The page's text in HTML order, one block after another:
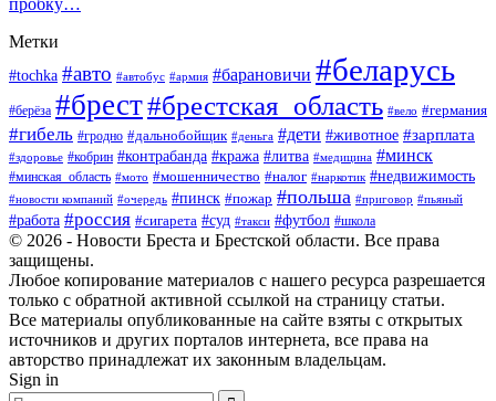
Метки
#tochka #авто #автобус #армия #барановичи #беларусь
#берёза #брест#брестская_область #вело #германия
#гибель #гродно #дальнобойщик #деньга #дети #животное #зарплата
#здоровье #кобрин #контрабанда #кража #литва #медицина #минск
#минская_область #мото #мошенничество #налог #наркотик #недвижимость
#новости компаний #очередь #пинск #пожар #польша #приговор #пьяный
#работа #россия #сигарета #суд #такси #футбол #школа
© 2026 - Новости Бреста и Брестской области. Все права
защищены.
Любое копирование материалов с нашего ресурса разрешается
только с обратной активной ссылкой на страницу статьи.
Все материалы опубликованные на сайте взяты с открытых
источников и других порталов интернета, все права на
авторство принадлежат их законным владельцам.
Sign in